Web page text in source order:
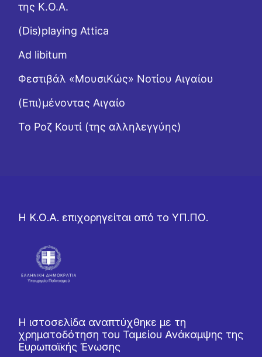
της Κ.Ο.Α.
(Dis)playing Attica
Ad libitum
Φεστιβάλ «ΜουσιΚώς» Νοτίου Αιγαίου
(Επι)μένοντας Αιγαίο
Το Ροζ Κουτί (της αλληλεγγύης)
Η Κ.Ο.Α. επιχορηγείται από το ΥΠ.ΠΟ.
Η ιστοσελίδα αναπτύχθηκε με τη
χρηματοδότηση του Ταμείου Ανάκαμψης της
Ευρωπαϊκής Ένωσης